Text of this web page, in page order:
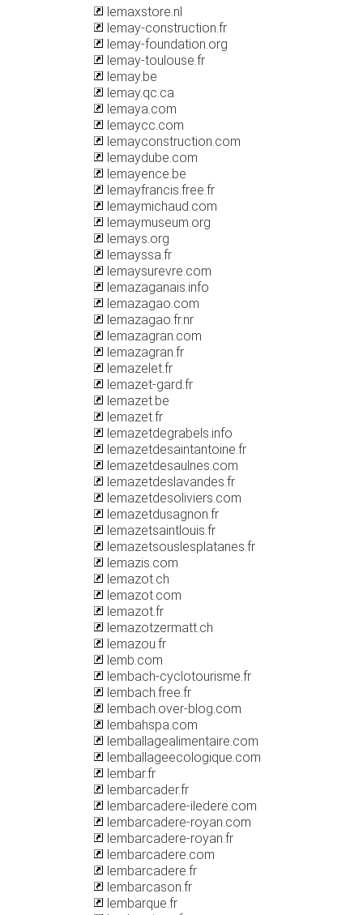
lemaxstore.nl
lemay-construction.fr
lemay-foundation.org
lemay-toulouse.fr
lemay.be
lemay.qc.ca
lemaya.com
lemaycc.com
lemayconstruction.com
lemaydube.com
lemayence.be
lemayfrancis.free.fr
lemaymichaud.com
lemaymuseum.org
lemays.org
lemayssa.fr
lemaysurevre.com
lemazaganais.info
lemazagao.com
lemazagao.fr.nr
lemazagran.com
lemazagran.fr
lemazelet.fr
lemazet-gard.fr
lemazet.be
lemazet.fr
lemazetdegrabels.info
lemazetdesaintantoine.fr
lemazetdesaulnes.com
lemazetdeslavandes.fr
lemazetdesoliviers.com
lemazetdusagnon.fr
lemazetsaintlouis.fr
lemazetsouslesplatanes.fr
lemazis.com
lemazot.ch
lemazot.com
lemazot.fr
lemazotzermatt.ch
lemazou.fr
lemb.com
lembach-cyclotourisme.fr
lembach.free.fr
lembach.over-blog.com
lembahspa.com
lemballagealimentaire.com
lemballageecologique.com
lembar.fr
lembarcader.fr
lembarcadere-iledere.com
lembarcadere-royan.com
lembarcadere-royan.fr
lembarcadere.com
lembarcadere.fr
lembarcason.fr
lembarque.fr